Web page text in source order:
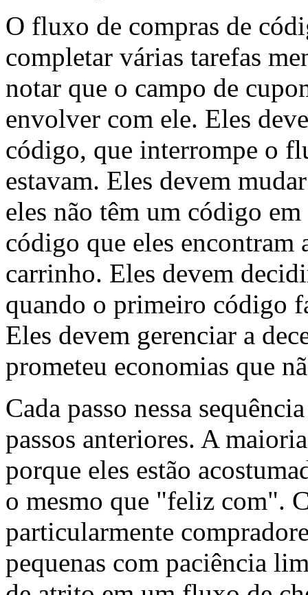
O fluxo de compras de
completar várias tarefas
notar que o campo de
envolver com ele. Eles
código, que interrompe o
estavam. Eles devem
eles não têm um código
código que eles encontram
carrinho. Eles devem
quando o primeiro código
Eles devem gerenciar a
prometeu economias que
Cada passo nessa
passos anteriores. A
porque eles estão
o mesmo que "feliz com".
particularmente
pequenas com paciência